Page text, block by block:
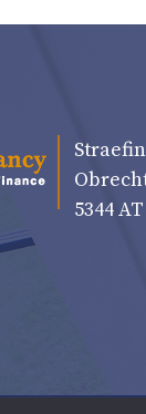
5344